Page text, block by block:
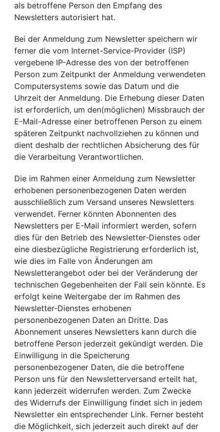
als betroffene Person den Empfang des
Newsletters autorisiert hat.
Bei der Anmeldung zum Newsletter speichern wir
ferner die vom Internet-Service-Provider (ISP)
vergebene IP-Adresse des von der betroffenen
Person zum Zeitpunkt der Anmeldung verwendeten
Computersystems sowie das Datum und die
Uhrzeit der Anmeldung. Die Erhebung dieser Daten
ist erforderlich, um den(möglichen) Missbrauch der
E-Mail-Adresse einer betroffenen Person zu einem
späteren Zeitpunkt nachvollziehen zu können und
dient deshalb der rechtlichen Absicherung des für
die Verarbeitung Verantwortlichen.
Die im Rahmen einer Anmeldung zum Newsletter
erhobenen personenbezogenen Daten werden
ausschließlich zum Versand unseres Newsletters
verwendet. Ferner könnten Abonnenten des
Newsletters per E-Mail informiert werden, sofern
dies für den Betrieb des Newsletter-Dienstes oder
eine diesbezügliche Registrierung erforderlich ist,
wie dies im Falle von Änderungen am
Newsletterangebot oder bei der Veränderung der
technischen Gegebenheiten der Fall sein könnte. Es
erfolgt keine Weitergabe der im Rahmen des
Newsletter-Dienstes erhobenen
personenbezogenen Daten an Dritte. Das
Abonnement unseres Newsletters kann durch die
betroffene Person jederzeit gekündigt werden. Die
Einwilligung in die Speicherung
personenbezogener Daten, die die betroffene
Person uns für den Newsletterversand erteilt hat,
kann jederzeit widerrufen werden. Zum Zwecke
des Widerrufs der Einwilligung findet sich in jedem
Newsletter ein entsprechender Link. Ferner besteht
die Möglichkeit, sich jederzeit auch direkt auf der